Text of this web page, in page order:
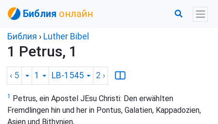
Библия онлайн
Библия › Luther Bibel
1 Petrus, 1
‹ 5 1 LB-1545 2 ›
1
Petrus, ein Apostel JEsu Christi: Den erwählten
Fremdlingen hin und her in Pontus, Galatien, Kappadozien,
Asien und Bithynien,